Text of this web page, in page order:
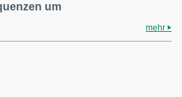
um
mehr